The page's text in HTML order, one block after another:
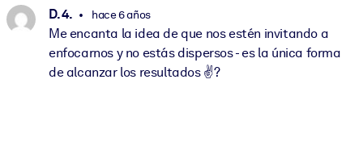
D. 4. hace 6 años
Me encanta la idea de que nos estén invitando a
enfocarnos y no estás dispersos - es la única forma
de alcanzar los resultados ✌?